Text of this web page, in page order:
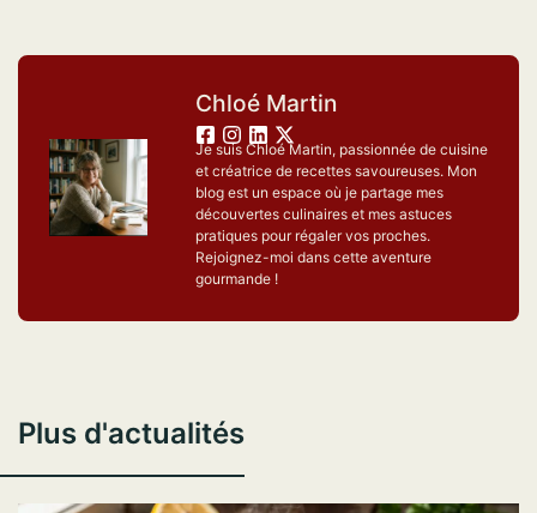
Chloé Martin
Je suis Chloé Martin, passionnée de cuisine
et créatrice de recettes savoureuses. Mon
blog est un espace où je partage mes
découvertes culinaires et mes astuces
pratiques pour régaler vos proches.
Rejoignez-moi dans cette aventure
gourmande !
Plus d'actualités